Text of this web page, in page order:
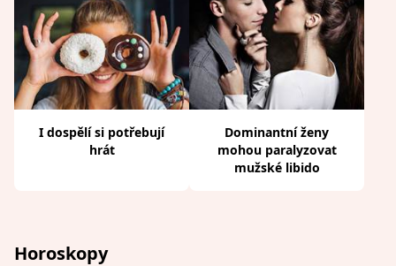
I dospělí si potřebují
hrát
Dominantní ženy
mohou paralyzovat
mužské libido
Horoskopy